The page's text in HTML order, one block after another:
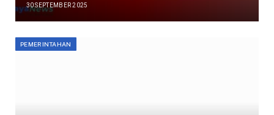
30 SEPTEMBER 2025
PEMERINTAHAN